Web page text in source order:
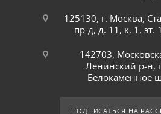
125130, г. Москва,
пр-д, д. 11, к. 1,
142703,
Ленинский р-н,
Белокаменное
ПОДПИСАТЬСЯ НА